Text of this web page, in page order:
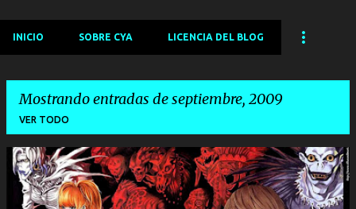
INICIO SOBRE CYA LICENCIA DEL BLOG
Mostrando entradas de septiembre, 2009
VER TODO